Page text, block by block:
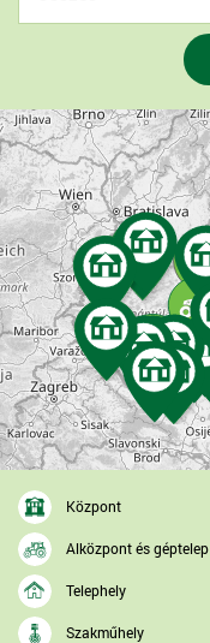
Központ
Alközpont és géptelep
Telephely
Szakműhely